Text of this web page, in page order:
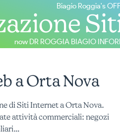
Biagio Roggia's
now DR ROGGIA BIAGIO
a Orta Nova
di Siti Internet a Orta Nova.
attività commerciali: negozi